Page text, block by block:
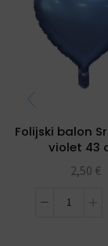
Folijski balon
violet 43
2,50 €